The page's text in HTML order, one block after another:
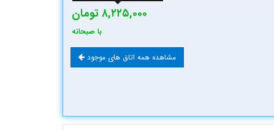
۸,۲۲۵,۰۰۰ تومان
با صبحانه
مشاهده همه اتاق های موجود